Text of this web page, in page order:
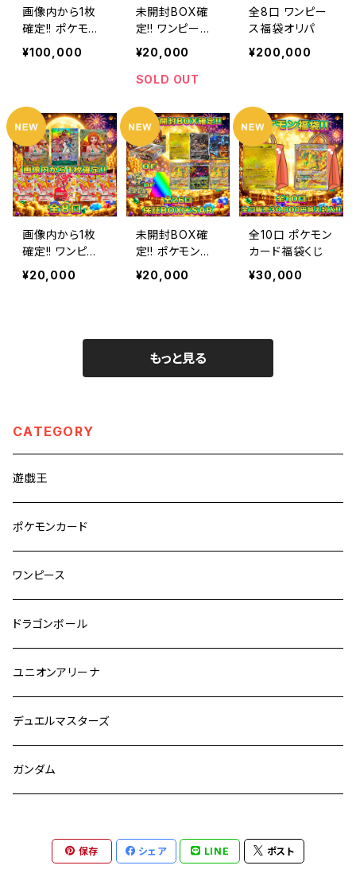
画像内から1枚
確定!! ポケモン
カードオリパくじ
¥100,000
未開封BOX確
定!! ワンピース
オリパくじ
¥20,000
SOLD OUT
全8口 ワンピー
ス福袋オリパ
¥200,000
画像内から1枚
確定!! ワンピー
スオリパくじ
¥20,000
未開封BOX確
定!! ポケモンオ
リパ【ポケモンカ
ード】
¥20,000
全10口 ポケモン
カード福袋くじ
¥30,000
もっと見る
CATEGORY
遊戯王
ポケモンカード
ワンピース
ドラゴンボール
ユニオンアリーナ
デュエルマスターズ
ガンダム
保存 シェア LINE ポスト